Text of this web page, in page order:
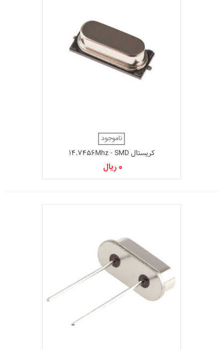
ناموجود
کریستال 14.7456Mhz - SMD
0 ریال